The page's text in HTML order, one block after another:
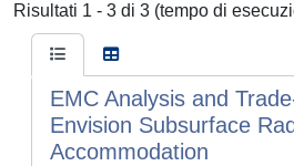
Risultati 1 - 3 di 3 (tempo di
EMC Analysis and
Envision Subsurface
Accommodation